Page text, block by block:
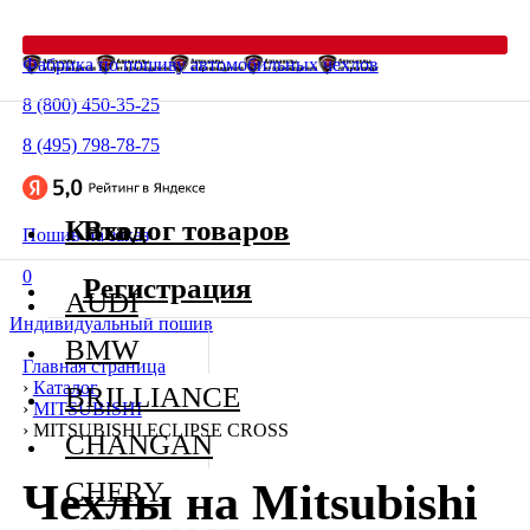
Фабрика по пошиву автомобильных чехлов
8 (800) 450-35-25
8 (495) 798-78-75
Пошив на заказ
0
Индивидуальный пошив
Главная страница
› Каталог
› MITSUBISHI
› MITSUBISHI ECLIPSE CROSS
Чехлы на Mitsubishi
Каталог товаров
AUDI
BMW
BRILLIANCE
CHANGAN
CHERY
Вход
Регистрация